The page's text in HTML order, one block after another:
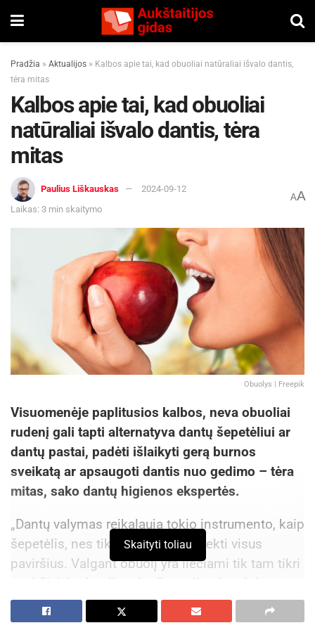
Pradžia » Aktualijos » Kalbos apie tai, kad obuoliai natūraliai išvalo dantis,
tėra mitas
Kalbos apie tai, kad obuoliai
natūraliai išvalo dantis, tėra
mitas
Paulius Liškauskas
2024-09-12
Laikas: 3 min skaitymo
AA
Obuolys | Freepik
Visuomenėje paplitusios kalbos, neva obuoliai
rudenį gali tapti alternatyva dantų šepetėliui ar
dantų pastai, padėti išlaikyti gerą burnos
sveikatą ar apsaugoti dantis nuo gedimo – tėra
mitas, sako dantų higienos ekspertės.
„Dantų valymas reikalauja tokio instrumento, kaip
šepetėlis, nes tik juo galima pasiekti visus
paviršius. Valgant obuolį yra liečiami tik tam tikri
paviršiai, ir obuolio tekstūra gali nubraukti tam
tikras minkštas apnašas nuo dantų galiukų, nuo
kramtomųjų paviršių, bet visose kitose vietose
Skaityti toliau